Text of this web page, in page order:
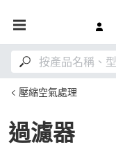
壓縮空氣處理
過濾器